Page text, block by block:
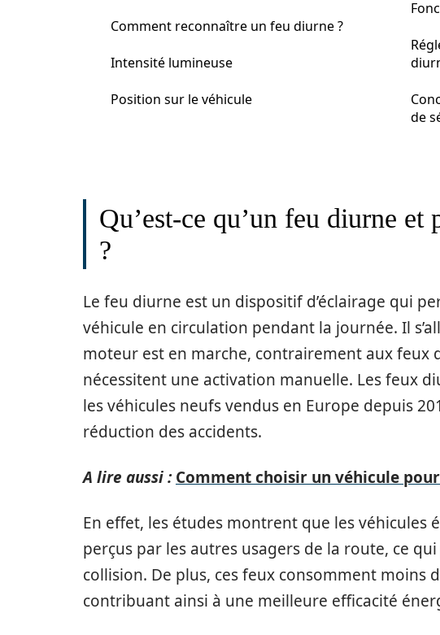
Comment reconnaître un feu diurne ?
Intensité lumineuse
Position sur le véhicule
de
Qu’est-ce qu’un feu diurne
?
Le feu diurne est un dispositif d’éclairage qui
véhicule en circulation pendant la journée. Il
moteur est en marche, contrairement aux feux
nécessitent une activation manuelle. Les feux
les véhicules neufs vendus en Europe depuis
réduction des accidents.
A lire aussi : Comment choisir un véhicule
En effet, les études montrent que les véhicules
perçus par les autres usagers de la route, ce
collision. De plus, ces feux consomment moins
contribuant ainsi à une meilleure efficacité